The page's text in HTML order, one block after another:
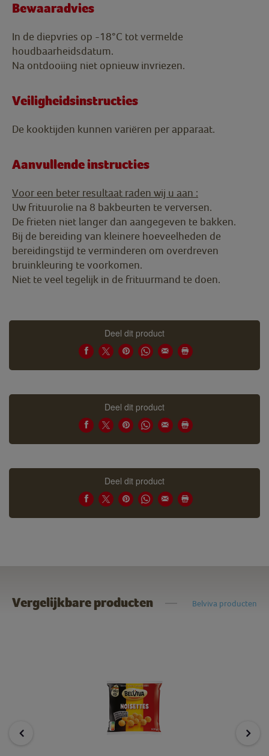
Bewaaradvies
In de diepvries op -18°C tot vermelde
houdbaarheidsdatum.
Na ontdooiing niet opnieuw invriezen.
Veiligheidsinstructies
De kooktijden kunnen variëren per apparaat.
Aanvullende instructies
Voor een beter resultaat raden wij u aan :
Uw frituurolie na 8 bakbeurten te verversen.
De frieten niet langer dan aangegeven te bakken.
Bij de bereiding van kleinere hoeveelheden de
bereidingstijd te verminderen om overdreven
bruinkleuring te voorkomen.
Niet te veel tegelijk in de frituurmand te doen.
Deel dit product
Deel dit product
Deel dit product
Vergelijkbare producten Belviva producten